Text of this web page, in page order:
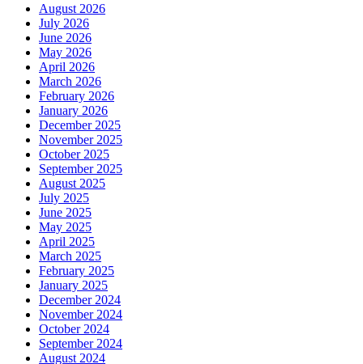
August 2026
July 2026
June 2026
May 2026
April 2026
March 2026
February 2026
January 2026
December 2025
November 2025
October 2025
September 2025
August 2025
July 2025
June 2025
May 2025
April 2025
March 2025
February 2025
January 2025
December 2024
November 2024
October 2024
September 2024
August 2024